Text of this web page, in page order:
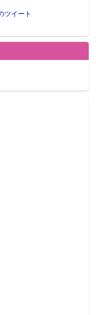
ツイート